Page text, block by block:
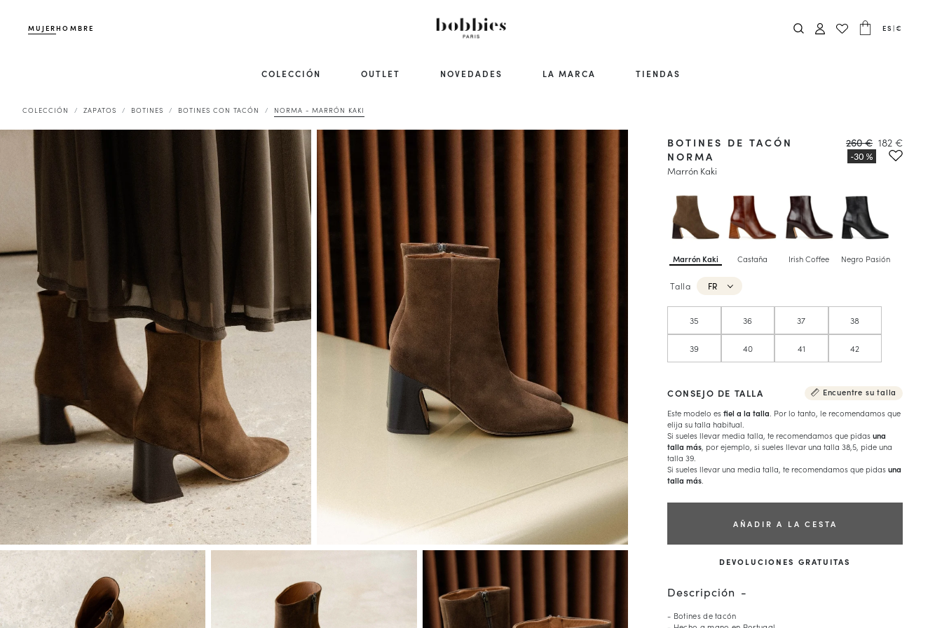
MUJERHOMBRE ES |€
COLECCIÓN OUTLET NOVEDADES LA MARCA TIENDAS
COLECCIÓN ZAPATOS BOTINES BOTINES CON TACÓN NORMA - MARRÓN KAKI
Marrón Kaki Castaña Irish Coffee Negro Pasión
BOTINES DE TACÓN
NORMA
Marrón Kaki
260 € 182 €
Talla FR
35 36 37 38
39 40 41 42
CONSEJO DE TALLA
Encuentre su talla
Este modelo esfiel a la talla . Por lo tanto, le recomendamos que
elija su talla habitual.
Si sueles llevar media talla, te recomendamos que pidasuna
talla más, por ejemplo, si sueles llevar una talla 38,5, pide una
talla 39.
Si sueles llevar una media talla, te recomendamos que pidasuna
talla más
AÑADIR A LA CESTA
DEVOLUCIONES GRATUITAS
Descripción
- Botines de tacón